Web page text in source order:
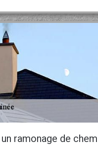
ramonage de